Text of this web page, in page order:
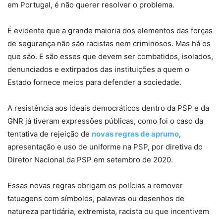
em Portugal, é não querer resolver o problema.
É evidente que a grande maioria dos elementos das forças
de segurança não são racistas nem criminosos. Mas há os
que são. E são esses que devem ser combatidos, isolados,
denunciados e extirpados das instituições a quem o
Estado fornece meios para defender a sociedade.
A resistência aos ideais democráticos dentro da PSP e da
GNR já tiveram expressões públicas, como foi o caso da
tentativa de rejeição de novas regras de aprumo,
apresentação e uso de uniforme na PSP, por diretiva do
Diretor Nacional da PSP em setembro de 2020.
Essas novas regras obrigam os polícias a remover
tatuagens com símbolos, palavras ou desenhos de
natureza partidária, extremista, racista ou que incentivem